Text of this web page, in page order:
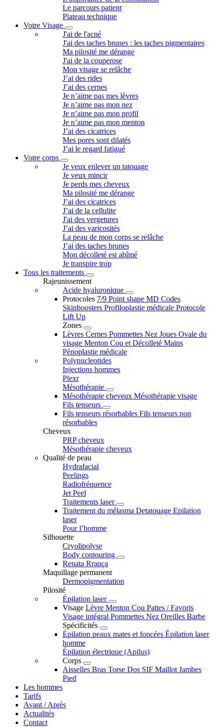
Le parcours patient
Plateau technique
Votre Visage
J'ai de l'acné
J'ai des taches brunes : les taches pigmentaires
Ma pilosité me dérange
J'ai de la couperose
Mon visage se relâche
J’ai des rides
J’ai des cernes
Je n’aime pas mes lèvres
Je n’aime pas mon nez
Je n’aime pas mon profil
Je n’aime pas mon menton
J’ai des cicatrices
Mes pores sont dilatés
J’ai le regard fatigué
Votre corps
Je veux enlever un tatouage
Je veux mincir
Je perds mes cheveux
Ma pilosité me dérange
J’ai des cicatrices
J’ai de la cellulite
J'ai des vergetures
J’ai des varicosités
La peau de mon corps se relâche
J’ai des taches brunes
Mon décolleté est abîmé
Je transpire trop
Tous les traitements
Rajeunissement
Acide hyaluronique
Protocoles 7/9 Point shape MD Codes
Skinboosters Profiloplastie médicale Protocole
Lift Up
Zones
Lèvres Cernes Pommettes Nez Joues Ovale du
visage Menton Cou et Décolleté Mains
Pénoplastie médicale
Polynucleotides
Injections hommes
Plexr
Mésothérapie
Mésothérapie cheveux Mésothérapie visage
Fils tenseurs
Fils tenseurs résorbables Fils tenseurs non
résorbables
Cheveux
PRP cheveux
Mésothérapie cheveux
Qualité de peau
Hydrafacial
Peelings
Radiofréquence
Jet Peel
Traitements laser
Traitement du mélasma Detatouage Epilation
laser
Pour l’homme
Silhouette
Cryolipolyse
Body contouring
Renata Rrança
Maquillage permanent
Dermopigmentation
Pilosité
Épilation laser
Visage Lèvre Menton Cou Pattes / Favoris
Visage intégral Pommettes Nez Oreilles Barbe
Spécificités
Épilation peaux mates et foncées Épilation laser
homme
Épilation électrique (Apilus)
Corps
Aisselles Bras Torse Dos SIF Maillot Jambes
Pied
Les hommes
Tarifs
Avant / Après
Actualités
Contact